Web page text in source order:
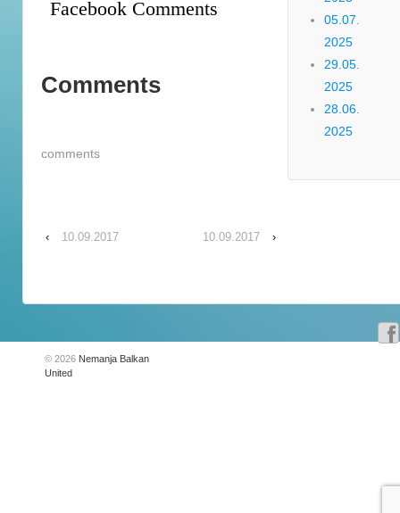
Facebook Comments
Comments
comments
‹ 10.09.2017 10.09.2017 ›
05.07.
2025
29.05.
2025
28.06.
2025
© 2026 Nemanja Balkan
United